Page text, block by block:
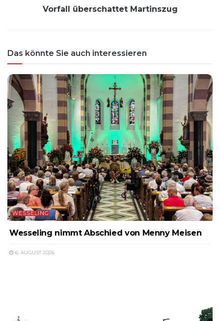
Vorfall überschattet Martinszug
Das könnte Sie auch interessieren
WESSELING
Wesseling nimmt Abschied von Menny Meisen
6. AUGUST 2026